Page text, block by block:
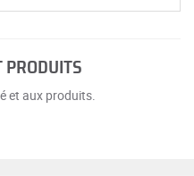
PRODUITS
et aux produits.